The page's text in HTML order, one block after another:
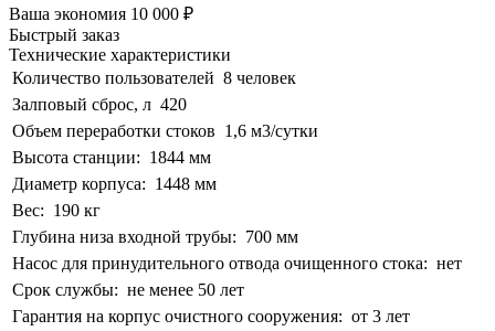
Ваша экономия 10 000 ₽
Быстрый заказ
Технические характеристики
Количество пользователей 8 человек
Залповый сброс, л 420
Объем переработки стоков 1,6 м3/сутки
Высота станции: 1844 мм
Диаметр корпуса: 1448 мм
Вес: 190 кг
Глубина низа входной трубы: 700 мм
Насос для принудительного отвода очищенного стока: нет
Срок службы: не менее 50 лет
Гарантия на корпус очистного сооружения: от 3 лет